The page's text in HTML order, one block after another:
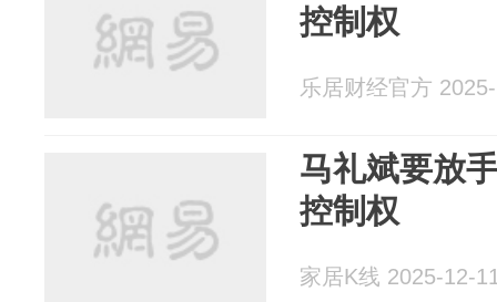
控制权
乐居财经官方
马礼斌要放
控制权
家居K线 2025-12-